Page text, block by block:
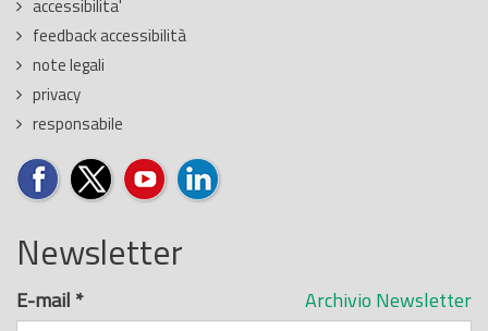
accessibilita'
feedback accessibilità
note legali
privacy
responsabile
Newsletter
Archivio Newsletter
E-mail *